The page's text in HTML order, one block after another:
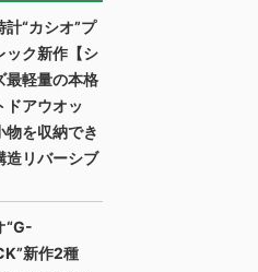
計“カシオ”プ
ック新作【シ
最軽量の本格
ドアウオッ
物を収納でき
造リバーシブ
“G-
新作2種